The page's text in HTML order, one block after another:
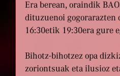
Era berean, oraindik
dituzuenoi gogorarazten
16:30etik 19:30era gure
Bihotz-bihotzez opa
zoriontsuak eta ilusioz